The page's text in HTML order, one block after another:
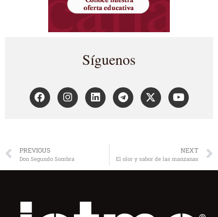
Síguenos
PREVIOUS
Don Segundo Sombra
NEXT
El olor y sabor de las manzanas